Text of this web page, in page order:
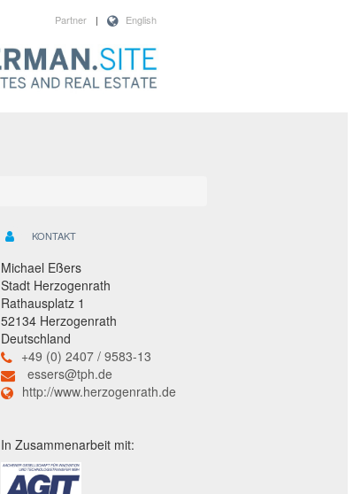
English
|
Partner
KONTAKT
Michael Eßers
Stadt Herzogenrath
Rathausplatz 1
52134 Herzogenrath
Deutschland
+49 (0) 2407 / 9583-13
essers@tph.de
http://www.herzogenrath.de
In Zusammenarbeit mit: